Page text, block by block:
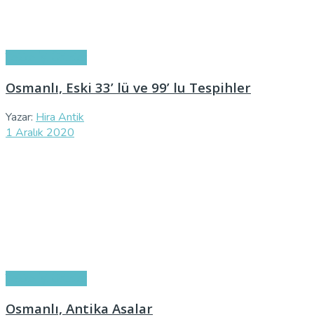
Osmanlı, Eski 33’ lü ve 99’ lu Tespihler
Yazar: Hira Antik
1 Aralık 2020
Osmanlı, Antika Asalar